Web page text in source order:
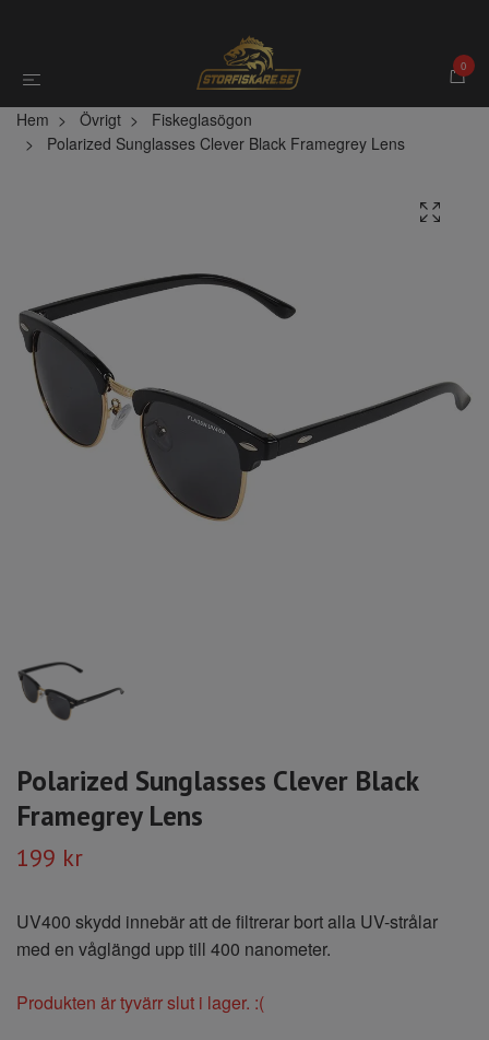
0
Hem Övrigt
Fiskeglasögon
Polarized Sunglasses Clever Black Framegrey Lens
Polarized Sunglasses Clever Black
Framegrey Lens
199 kr
UV400 skydd innebär att de filtrerar bort alla UV-strålar
med en våglängd upp till 400 nanometer.
Produkten är tyvärr slut i lager. :(